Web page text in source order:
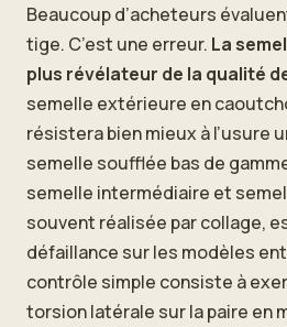
Beaucoup d’acheteurs
tige. C’est une erreur. La
plus révélateur de la qualité
semelle extérieure en
résistera bien mieux à l’usure
semelle soufflée bas de
semelle intermédiaire et
souvent réalisée par collage,
défaillance sur les modèles
contrôle simple consiste à
torsion latérale sur la paire en